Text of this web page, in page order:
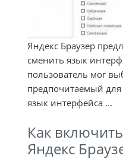
Яндекс Браузер
сменить язык
пользователь мог
предпочитаемый
язык интерфейса ...
Как
Яндекс